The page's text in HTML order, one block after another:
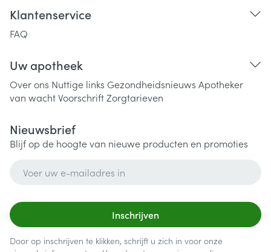
Klantenservice
FAQ
Uw apotheek
Over ons Nuttige links Gezondheidsnieuws Apotheker
van wachtVoorschriftZorgtarieven
Nieuwsbrief
Blijf op de hoogte van nieuwe producten en promoties
Inschrijven
Door op inschrijven te klikken, schrijft u zich in voor onze